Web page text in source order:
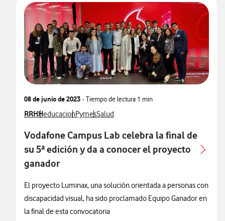
08 de junio de 2023 - Tiempo de lectura 1 min
Ver más notas de prensa relacionados con
RRHHVer más notas de prensa relacionados con
educacionVer más notas de prensa relacionados con
PymesVer más notas de prensa relacionados con
Salud
Vodafone Campus Lab celebra la final de
su 5ª edición y da a conocer el proyecto
ganador
El proyecto Luminax, una solución orientada a personas con
discapacidad visual, ha sido proclamado Equipo Ganador en
la final de esta convocatoria